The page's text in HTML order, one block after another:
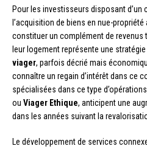
Pour les investisseurs disposant d’un
l’acquisition de biens en nue-
constituer un complément de revenus
leur logement représente une
viager, parfois décrié mais
connaître un regain d’intérêt dans ce
spécialisées dans ce type
ou Viager Ethique, anticipent une
dans les années suivant la
Le développement de services